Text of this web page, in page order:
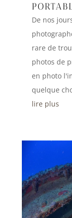
De nos
rare de
photos de
en photo
quelque
lire plus